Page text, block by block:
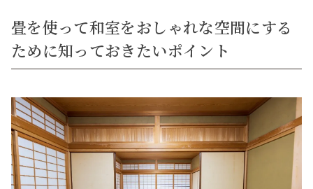
畳を使って和室をおしゃれな空間にする
ために知っておきたいポイント